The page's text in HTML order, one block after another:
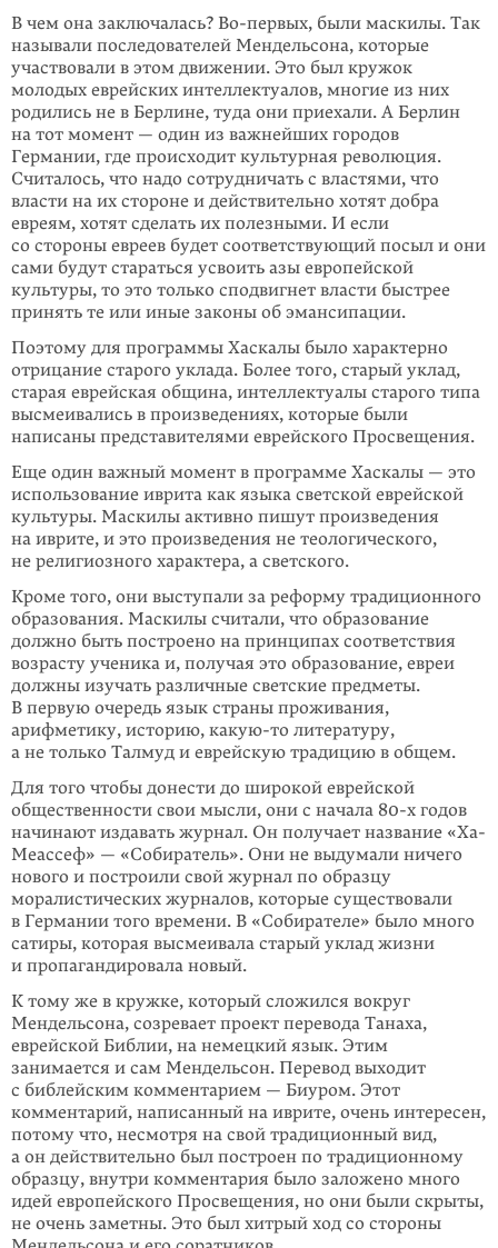
В чем она заключалась? Во-первых, были маскилы. Так
называли последователей Мендельсона, которые
участвовали в этом движении. Это был кружок
молодых еврейских интеллектуалов, многие из них
родились не в Берлине, туда они приехали. А Берлин
на тот момент — один из важнейших городов
Германии, где происходит культурная революция.
Считалось, что надо сотрудничать с властями, что
власти на их стороне и действительно хотят добра
евреям, хотят сделать их полезными. И если
со стороны евреев будет соответствующий посыл и они
сами будут стараться усвоить азы европейской
культуры, то это только сподвигнет власти быстрее
принять те или иные законы об эмансипации.
Поэтому для программы Хаскалы было характерно
отрицание старого уклада. Более того, старый уклад,
старая еврейская община, интеллектуалы старого типа
высмеивались в произведениях, которые были
написаны представителями еврейского Просвещения.
Еще один важный момент в программе Хаскалы — это
использование иврита как языка светской еврейской
культуры. Маскилы активно пишут произведения
на иврите, и это произведения не теологического,
не религиозного характера, а светского.
Кроме того, они выступали за реформу традиционного
образования. Маскилы считали, что образование
должно быть построено на принципах соответствия
возрасту ученика и, получая это образование, евреи
должны изучать различные светские предметы.
В первую очередь язык страны проживания,
арифметику, историю, какую-то литературу,
а не только Талмуд и еврейскую традицию в общем.
Для того чтобы донести до широкой еврейской
общественности свои мысли, они с начала 80-х годов
начинают издавать журнал. Он получает название «Ха-
Меассеф» — «Собиратель». Они не выдумали ничего
нового и построили свой журнал по образцу
моралистических журналов, которые существовали
в Германии того времени. В «Собирателе» было много
сатиры, которая высмеивала старый уклад жизни
и пропагандировала новый.
К тому же в кружке, который сложился вокруг
Мендельсона, созревает проект перевода Танаха,
еврейской Библии, на немецкий язык. Этим
занимается и сам Мендельсон. Перевод выходит
с библейским комментарием — Биуром. Этот
комментарий, написанный на иврите, очень интересен,
потому что, несмотря на свой традиционный вид,
а он действительно был построен по традиционному
образцу, внутри комментария было заложено много
идей европейского Просвещения, но они были скрыты,
не очень заметны. Это был хитрый ход со стороны